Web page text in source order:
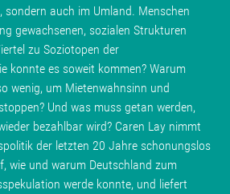
auch im Umland. Menschen
gewachsenen, sozialen Strukturen
zu Soziotopen der
konnte es soweit kommen? Warum
wenig, um Mietenwahnsinn und
Und was muss getan werden,
bezahlbar wird? Caren Lay nimmt
der letzten 20 Jahre schonungslos
wie und warum Deutschland zum
werde konnte, und liefert